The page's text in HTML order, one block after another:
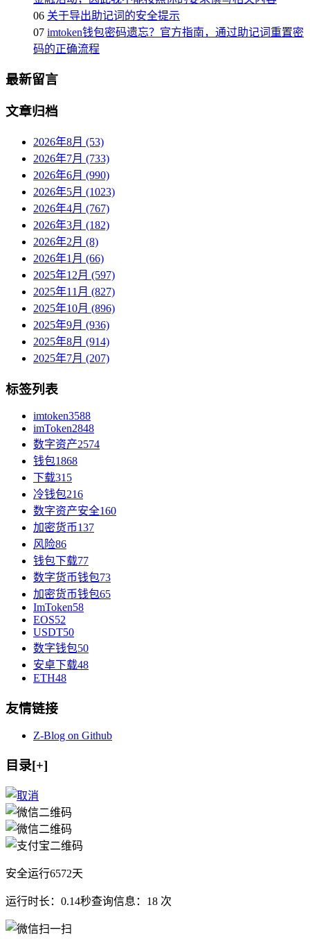
06 关于导出助记词的安全提示
07 imtoken钱包密码遗忘？官方指南，通过助记词重置密
码的正确流程
最新留言
文章归档
2026年8月 (53)
2026年7月 (733)
2026年6月 (990)
2026年5月 (1023)
2026年4月 (767)
2026年3月 (182)
2026年2月 (8)
2026年1月 (66)
2025年12月 (597)
2025年11月 (827)
2025年10月 (896)
2025年9月 (936)
2025年8月 (914)
2025年7月 (207)
标签列表
imtoken3588
imToken2848
数字资产2574
钱包1868
下载315
冷钱包216
数字资产安全160
加密货币137
风险86
钱包下载77
数字货币钱包73
加密货币钱包65
ImToken58
EOS52
USDT50
数字钱包50
安卓下载48
ETH48
友情链接
Z-Blog on Github
目录[+]
安全运行6572天
运行时长：0.14秒查询信息：18 次